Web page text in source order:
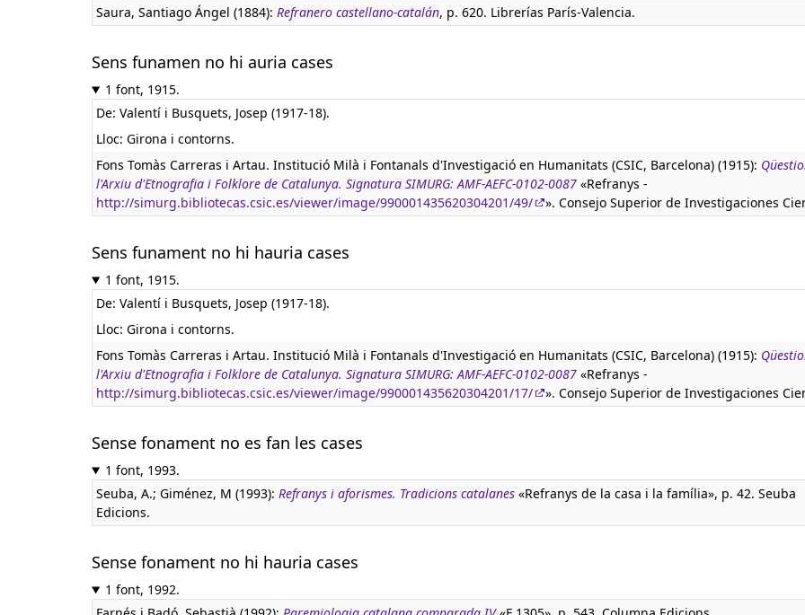
Saura, Santiago Ángel (1884): Refranero castellano-catalán, p. 620. Librerías París-Valencia.
Sens funamen no hi auria cases
1 font, 1915.
De: Valentí i Busquets, Josep (1917-18).
Lloc: Girona i contorns.
Fons Tomàs Carreras i Artau. Institució Milà i Fontanals d'Investigació en Humanitats (CSIC, Barcelona) (1915):
l'Arxiu d'Etnografia i Folklore de Catalunya. Signatura SIMURG: AMF-AEFC-0102-0087 «Refranys -
http://simurg.bibliotecas.csic.es/viewer/image/990001435620304201/49/
». Consejo Superior de Investigaciones
Sens funament no hi hauria cases
1 font, 1915.
De: Valentí i Busquets, Josep (1917-18).
Lloc: Girona i contorns.
Fons Tomàs Carreras i Artau. Institució Milà i Fontanals d'Investigació en Humanitats (CSIC, Barcelona) (1915):
l'Arxiu d'Etnografia i Folklore de Catalunya. Signatura SIMURG: AMF-AEFC-0102-0087 «Refranys -
http://simurg.bibliotecas.csic.es/viewer/image/990001435620304201/17/
». Consejo Superior de Investigaciones
Sense fonament no es fan les cases
1 font, 1993.
Seuba, A.; Giménez, M (1993): Refranys i aforismes. Tradicions catalanes «Refranys de la casa i la família», p. 42. Seuba
Edicions.
Sense fonament no hi hauria cases
1 font, 1992.